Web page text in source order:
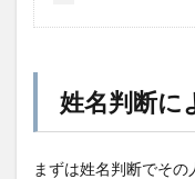
姓名判断に
まずは姓名判断でそ